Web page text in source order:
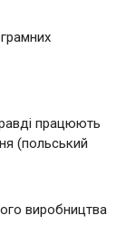
працюють
(польський
виробництва